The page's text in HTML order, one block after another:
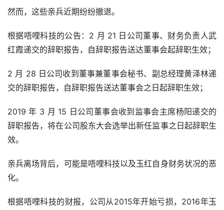
然而，这些亲兵近期纷纷撤退。
根据唔哩科技的公告：2 月 21 日公司董事、财务负责人武
红霞递交的辞职报告，自辞职报告送达董事会起辞职生效；
2 月 28 日公司收到董事兼董事会秘书、副总经理黄泽林递
交的辞职报告，自辞职报告送达董事会之日起辞职生效；
2019 年 3 月 15 日公司董事会收到监事会主席杨阳递交的
辞职报告，将在公司股东大会选举出新任监事之日起辞职生
效。
亲兵离场背后，可能是唔哩科技以及玉红自身财务状况的恶
化。
根据唔哩科技的财报，公司从2015年开始亏损，2016年玉